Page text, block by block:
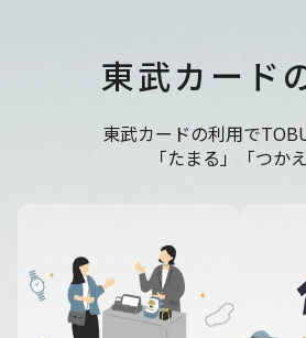
東武カード
東武カードの利用で
「たまる」「つかえ